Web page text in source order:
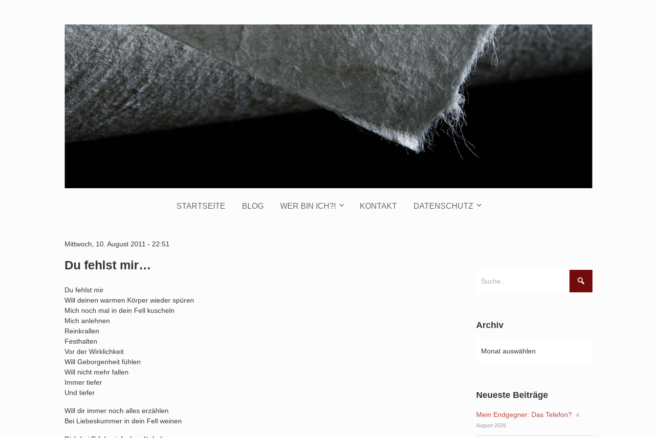
STARTSEITE BLOG WER BIN ICH?! KONTAKT DATENSCHUTZ
Mittwoch, 10. August 2011 - 22:51
Du fehlst mir…
Du fehlst mir
Will deinen warmen Körper wieder spüren
Mich noch mal in dein Fell kuscheln
Mich anlehnen
Reinkrallen
Festhalten
Vor der Wirklichkeit
Will Geborgenheit fühlen
Will nicht mehr fallen
Immer tiefer
Und tiefer
Will dir immer noch alles erzählen
Bei Liebeskummer in dein Fell weinen
Archiv
Neueste Beiträge
Mein Endgegner: Das Telefon?
4.
August 2026